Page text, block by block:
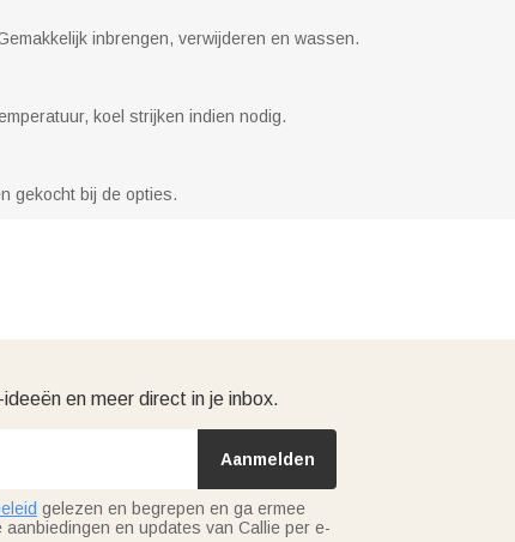
inbrengen, verwijderen en wassen.
koel strijken indien nodig.
gekocht bij de opties.
en meer direct in je inbox.
Aanmelden
gelezen en begrepen en ga ermee
aanbiedingen en updates van Callie per e-